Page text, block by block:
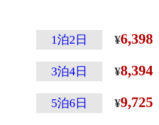
1泊2日 6,398
3泊4日 8,394
5泊6日 9,725